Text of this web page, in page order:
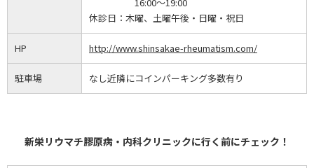
16:00～19:00
休診日： 木曜、土曜午後・日曜・祝日
HP http://www.shinsakae-rheumatism.com/
駐車場 なし近隣にコインパーキング多数有り
新栄リウマチ膠原病・内科クリニックに行く前にチェック！